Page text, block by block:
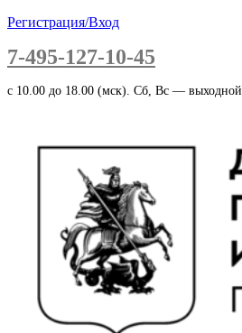
Регистрация/Вход
7-495-127-10-45
c 10.00 до 18.00 (мск). Сб, Вс — выходной